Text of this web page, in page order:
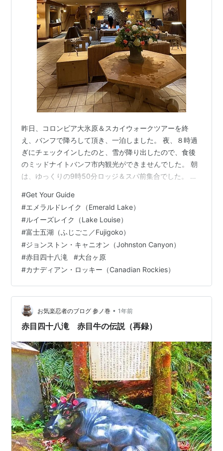
昨日、コロンビア大氷原＆スカイウォークツアーを終
え、バンフで降ろして頂き、一泊しました。 夜、８時過
ぎにチェックインしたのと、雪が降り出したので、食後
のミッドナイトバンフ市内観光ができませんでした。 朝
は、ゆっくりの9時50分ロッジ＆スパ前集合でした。 ロ
達にLINE通話をしてみました。 バンフ7時⇒日本22時
（＋15時間）です。 日本も連休なので、リラックスして
話ができました。 LINE通話やTeamsのビデオ通話で、時
差を考えながら、無料で会話できるのは、素晴らしいと
思います。（コロナ渦は、ビジネスで使ってましたが、
なるべく使いたくなか…
#Get Your Guide
#エメラルドレイク（Emerald Lake）
#ルイーズレイク（Lake Louise）
#富士五湖（ふじごこ／Fujigoko）
#ジョンストン・キャニオン（Johnston Canyon）
#赤目四十八滝 #大台ヶ原
#カナディアン・ロッキー（Canadian Rockies）
お気楽忍者のブログ 参ノ巻 • 1年前
赤目四十八滝 赤目牛の伝説（再録）